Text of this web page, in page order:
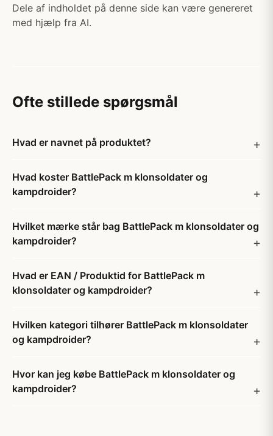
Dele af indholdet på denne side kan være genereret
med hjælp fra AI.
Ofte stillede spørgsmål
Hvad er navnet på produktet?
Hvad koster BattlePack m klonsoldater og
kampdroider?
Hvilket mærke står bag BattlePack m klonsoldater og
kampdroider?
Hvad er EAN / Produktid for BattlePack m
klonsoldater og kampdroider?
Hvilken kategori tilhører BattlePack m klonsoldater
og kampdroider?
Hvor kan jeg købe BattlePack m klonsoldater og
kampdroider?